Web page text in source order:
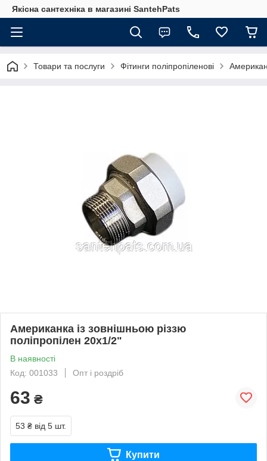
Якісна сантехніка в магазині SantehPats
Товари та послуги Фітинги поліпропіленові
Американка із зовнішньою різзю
поліпропілен 20х1/2"
В наявності
Код: 001033
Опт і роздріб
63 ₴
53 ₴ від 5 шт.
Купити